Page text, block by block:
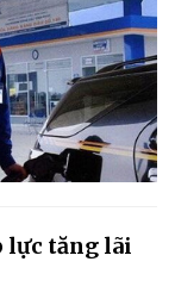
lực tăng lãi